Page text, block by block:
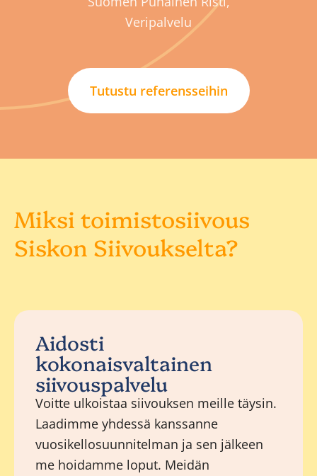
Veripalvelu
Tutustu referensseihin
Miksi toimistosiivous
Siskon Siivoukselta?
Aidosti
kokonaisvaltainen
siivouspalvelu
Voitte ulkoistaa siivouksen meille täysin.
Laadimme yhdessä kanssanne
vuosikellosuunnitelman ja sen jälkeen
me hoidamme loput. Meidän